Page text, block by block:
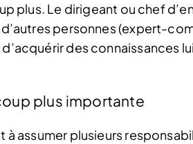
plus. Le dirigeant ou chef
personnes (expert-
des connaissances
plus importante
à assumer plusieurs